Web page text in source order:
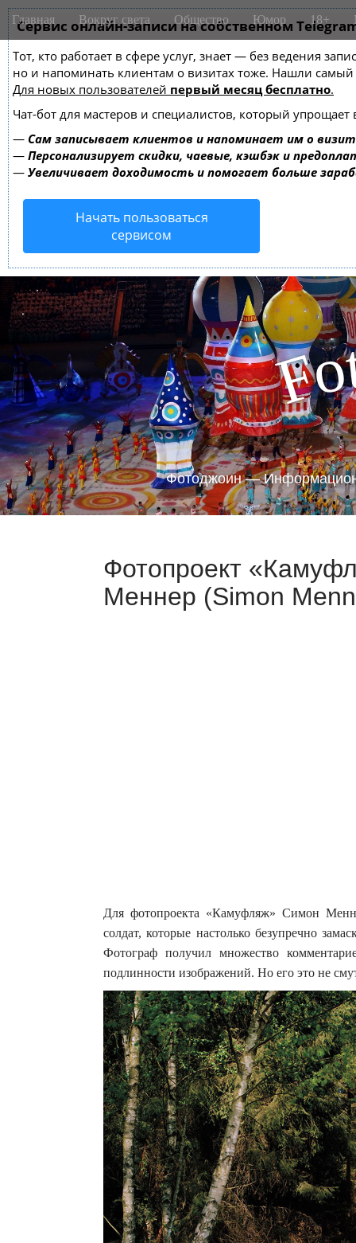
Сервис онлайн-записи на собственном
Тот, кто работает в сфере услуг, знает — без ведения
но и напоминать клиентам о визитах тоже. Нашли
Для новых пользователей первый месяц бесплатно.
Чат-бот для мастеров и специалистов, который упрощает
— Сам записывает клиентов и напоминает им о
— Персонализирует скидки, чаевые, кэшбэк и
— Увеличивает доходимость и помогает больше
Начать пользоваться
сервисом
M
a
n
m
e
n
u
i
Главная Вокруг света Общество Юмор 18+
Fo
Фотоджоин —
Фотопроект
Меннер (Simon
Для фотопроекта «Камуфляж» Симон
солдат, которые настолько безупречно
Фотограф получил множество
подлинности изображений. Но его это не